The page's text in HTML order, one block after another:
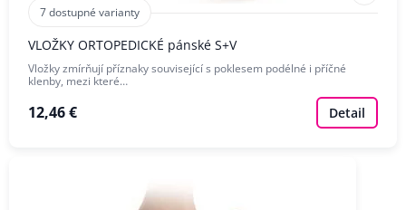
7 dostupné varianty
VLOŽKY ORTOPEDICKÉ pánské S+V
Vložky zmírňují příznaky související s poklesem podélné i příčné
klenby, mezi které…
12,46 € Detail